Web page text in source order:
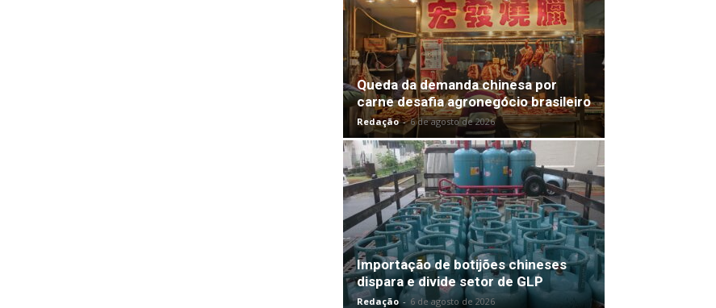
Queda da demanda chinesa por
carne desafia agronegócio brasileiro
Redação - 6 de agosto de 2026
Importação de botijões chineses
dispara e divide setor de GLP
Redação - 6 de agosto de 2026